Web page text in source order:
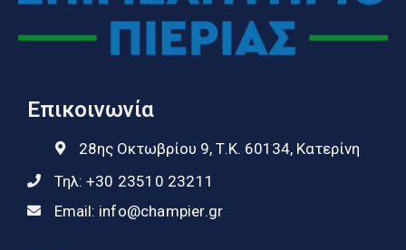
Επικοινωνία
28ης Οκτωβρίου 9, Τ.Κ. 60134, Κατερίνη
Τηλ: +30 23510 23211
Email: info@champier.gr